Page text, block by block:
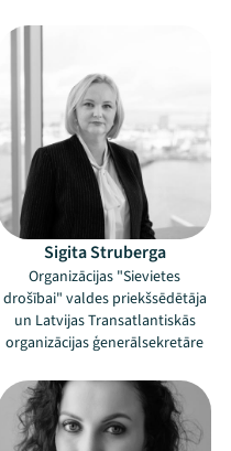
Sigita Struberga
Organizācijas "Sievietes
drošībai" valdes priekšsēdētāja
un Latvijas Transatlantiskās
organizācijas ģenerālsekretāre